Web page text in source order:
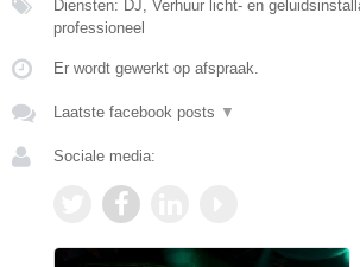
Diensten: DJ, Verhuur licht- en
professioneel
Er wordt gewerkt op afspraak.
Laatste facebook posts ▼
Sociale media: